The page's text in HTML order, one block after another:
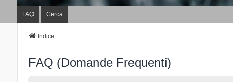
FAQ Cerca
Indice
FAQ (Domande Frequenti)